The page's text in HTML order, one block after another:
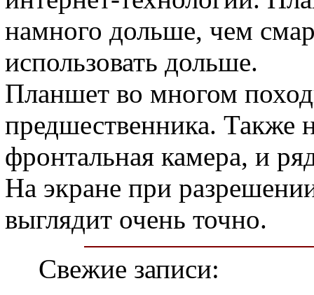
намного дольше, чем
использовать дольше.
Планшет во многом
предшественника. Также
фронтальная камера, и
На экране при
выглядит очень точно.
Свежие записи: